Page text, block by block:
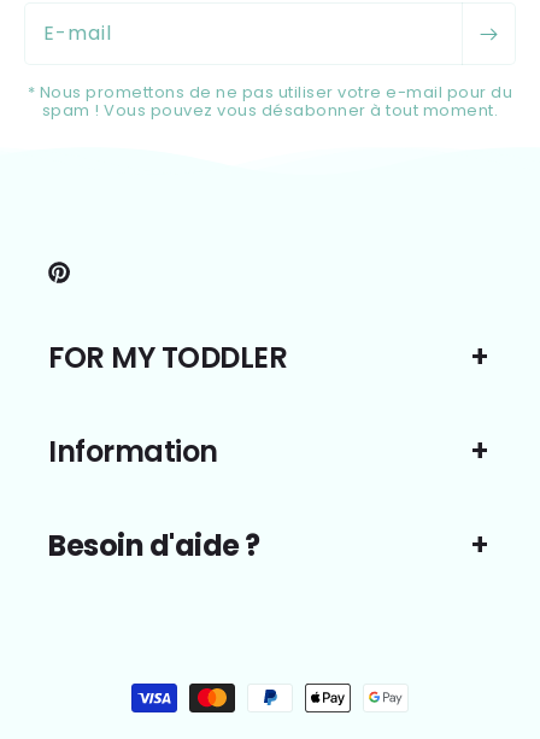
E-mail
* Nous promettons de ne pas utiliser votre e-mail pour du
spam ! Vous pouvez vous désabonner à tout moment.
Pinterest
FOR MY TODDLER
Information
Besoin d'aide ?
de